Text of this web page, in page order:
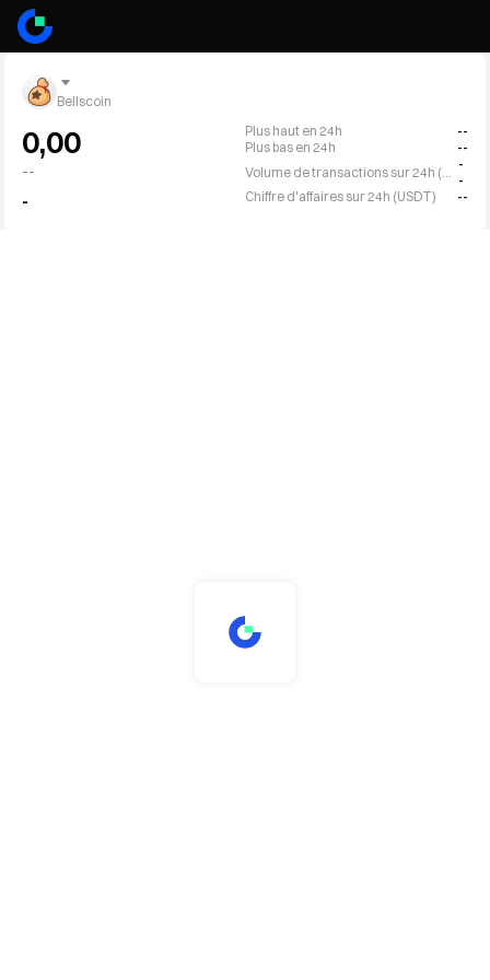
Bellscoin
0,00
--
-
Plus haut en 24h
--
Plus bas en 24h
--
-
-
Chiffre d'affaires sur 24h (USDT)
--